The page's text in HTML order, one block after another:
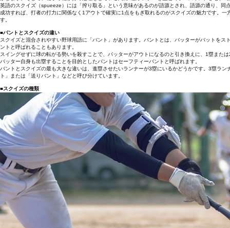
英語のスクイズ（spueeze）には「搾り取る」という意味があるのが語源とされ、語源の通り、
成功すれば、打者の打力に関係なく1アウトで確実に1点をもぎ取れるのがスクイズの魅力です。
す。
■バントとスクイズの違い
スクイズと混合されやすい野球用語に「バント」があります。バントとは、バッターがバットを
ントと呼ばれることもあります。
スイングせずに球の転がる勢いを殺すことで、バッターがアウトになるのと引き換えに、1塁また
バッター自身も出塁することを目的としたバントはセーフティーバントと呼ばれます。
バントとスクイズの最も大きな違いは、進塁させたいランナーが3塁にいるかどうかです。3塁ラ
ト」または「送りバント」などと呼び分けています。
■スクイズの種類